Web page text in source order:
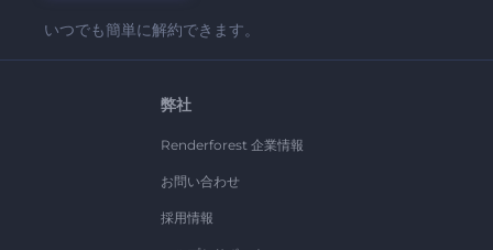
いつでも簡単に解約できます。
弊社
Renderforest 企業情報
お問い合わせ
採用情報